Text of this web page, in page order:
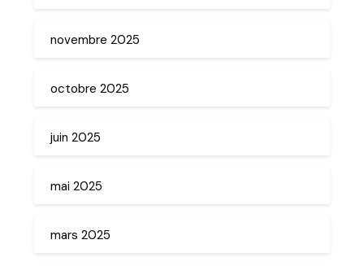
novembre 2025
octobre 2025
juin 2025
mai 2025
mars 2025